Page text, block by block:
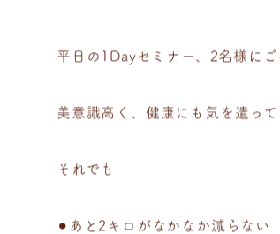
平日の1Dayセミナー、2名様にご
美意識高く、健康にも気を遣っ
それでも
⚫︎あと2キロがなかなか減らない